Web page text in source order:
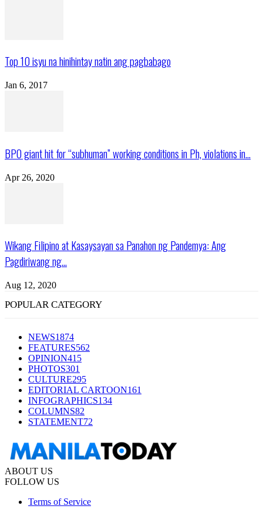
Top 10 isyu na hinihintay natin ang pagbabago
Jan 6, 2017
BPO giant hit for “subhuman” working conditions in Ph, violations in...
Apr 26, 2020
Wikang Filipino at Kasaysayan sa Panahon ng Pandemya: Ang
Pagdiriwang ng...
Aug 12, 2020
POPULAR CATEGORY
NEWS1874
FEATURES562
OPINION415
PHOTOS301
CULTURE295
EDITORIAL CARTOON161
INFOGRAPHICS134
COLUMNS82
STATEMENT72
ABOUT US
FOLLOW US
Terms of Service